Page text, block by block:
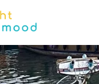
繁體中文 English